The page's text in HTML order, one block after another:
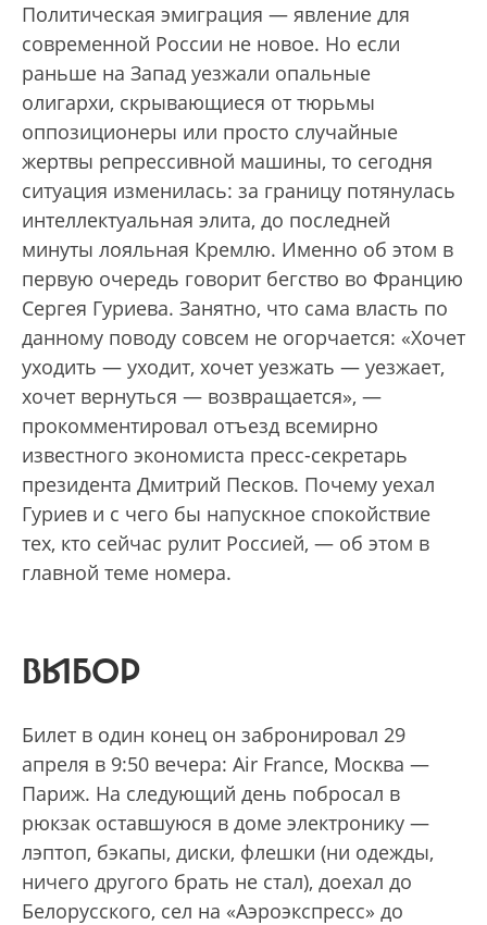
Политическая эмиграция — явление для
современной России не новое. Но если
раньше на Запад уезжали опальные
олигархи, скрывающиеся от тюрьмы
оппозиционеры или просто случайные
жертвы репрессивной машины, то сегодня
ситуация изменилась: за границу потянулась
интеллектуальная элита, до последней
минуты лояльная Кремлю. Именно об этом в
первую очередь говорит бегство во Францию
Сергея Гуриева. Занятно, что сама власть по
данному поводу совсем не огорчается: «Хочет
уходить — уходит, хочет уезжать — уезжает,
хочет вернуться — возвращается», —
прокомментировал отъезд всемирно
известного экономиста пресс-секретарь
президента Дмитрий Песков. Почему уехал
Гуриев и с чего бы напускное спокойствие
тех, кто сейчас рулит Россией, — об этом в
главной теме номера.
ВЫБОР
Билет в один конец он забронировал 29
апреля в 9:50 вечера: Air France, Москва —
Париж. На следующий день побросал в
рюкзак оставшуюся в доме электронику —
лэптоп, бэкапы, диски, флешки (ни одежды,
ничего другого брать не стал), доехал до
Белорусского, сел на «Аэроэкспресс» до